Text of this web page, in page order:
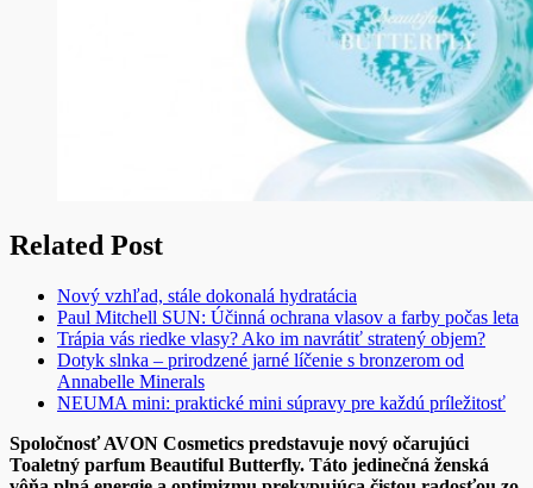
Related Post
Nový vzhľad, stále dokonalá hydratácia
Paul Mitchell SUN: Účinná ochrana vlasov a farby počas leta
Trápia vás riedke vlasy? Ako im navrátiť stratený objem?
Dotyk slnka – prirodzené jarné líčenie s bronzerom od
Annabelle Minerals
NEUMA mini: praktické mini súpravy pre každú príležitosť
Spoločnosť AVON Cosmetics predstavuje nový očarujúci
Toaletný parfum Beautiful Butterfly. Táto jedinečná ženská